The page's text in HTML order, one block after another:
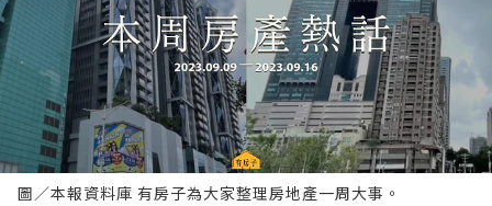
圖／本報資料庫 有房子為大家整理房地產一周大事。